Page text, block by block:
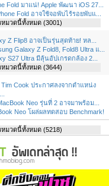
Fold มาแน่! Apple พัฒนา iOS 27...
Fold อาจใช้จอพับไร้รอยพับแ...
มวดนี้ทั้งหมด (3001)
Z Flip8 อาจเป็นรุ่นสุดท้าย! หล...
Galaxy Z Fold8, Fold8 Ultra แ...
S27 Ultra มีลุ้นอัปเกรดกล้อง 2...
มวดนี้ทั้งหมด (3644)
Cook ประกาศลงจากตำแหน่ง
Neo รุ่นที่ 2 อาจมาพร้อม...
Neo โผล่ผลทดสอบ Benchmark!
มวดนี้ทั้งหมด (5218)